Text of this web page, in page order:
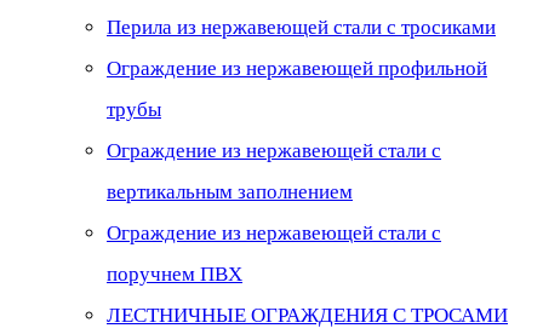
Перила из нержавеющей стали с тросиками
Ограждение из нержавеющей профильной
трубы
Ограждение из нержавеющей стали с
вертикальным заполнением
Ограждение из нержавеющей стали с
поручнем ПВХ
ЛЕСТНИЧНЫЕ ОГРАЖДЕНИЯ С ТРОСАМИ